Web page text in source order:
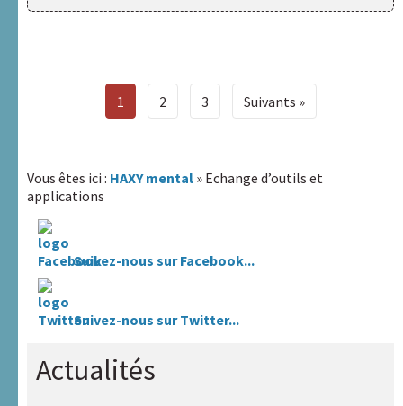
1 2 3 Suivants
Vous êtes ici : HAXY mental » Echange d’outils et
applications
Suivez-nous sur Facebook...
Suivez-nous sur Twitter...
Actualités